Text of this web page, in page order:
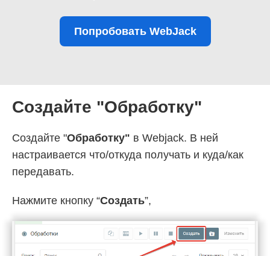
Попробовать WebJack
Создайте "Обработку"
Создайте "Обработку" в Webjack. В ней
настраивается что/откуда получать и куда/как
передавать.
Нажмите кнопку “Создать”,